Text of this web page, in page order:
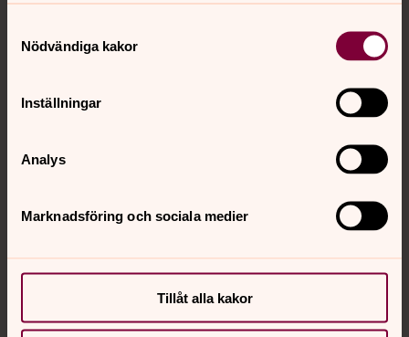
Nödvändiga kakor
Inställningar
Analys
Marknadsföring och sociala medier
Tillåt alla kakor
Kontakt
Kalender
Hitta snabbt